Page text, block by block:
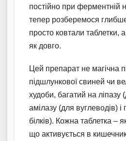
постійно при ферментній
тепер розберемося
просто ковтали таблетки,
як довго.
Цей препарат не магічна
підшлункової свиней чи
худоби, багатий на ліпазу
амілазу (для вуглеводів) і
білків). Кожна таблетка –
що активується в